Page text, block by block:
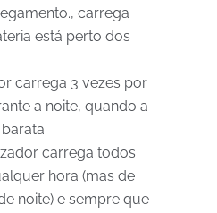
carrega
está perto dos
carrega 3 vezes por
a noite, quando a
carrega todos
hora (mas de
noite) e sempre que